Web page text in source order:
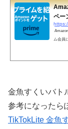
ペー
ム会員
金魚すくいバト
参考になったら
TikTokLite 金魚